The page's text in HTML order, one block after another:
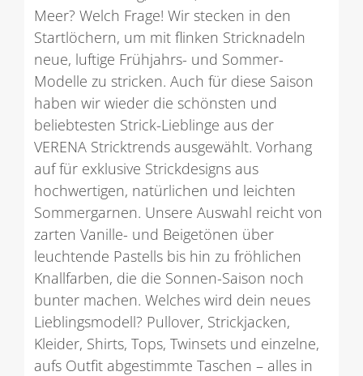
Meer? Welch Frage! Wir stecken in den
Startlöchern, um mit flinken Stricknadeln
neue, luftige Frühjahrs- und Sommer-
Modelle zu stricken. Auch für diese Saison
haben wir wieder die schönsten und
beliebtesten Strick-Lieblinge aus der
VERENA Stricktrends ausgewählt. Vorhang
auf für exklusive Strickdesigns aus
hochwertigen, natürlichen und leichten
Sommergarnen. Unsere Auswahl reicht von
zarten Vanille- und Beigetönen über
leuchtende Pastells bis hin zu fröhlichen
Knallfarben, die die Sonnen-Saison noch
bunter machen. Welches wird dein neues
Lieblingsmodell? Pullover, Strickjacken,
Kleider, Shirts, Tops, Twinsets und einzelne,
aufs Outfit abgestimmte Taschen – alles in